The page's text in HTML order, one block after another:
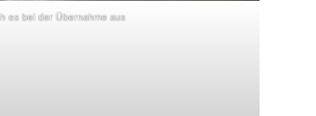
es bei der Übernahme aus